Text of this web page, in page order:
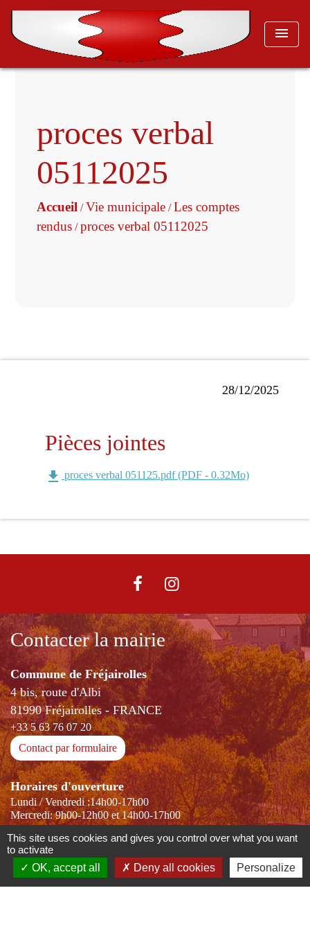
menu
proces verbal
05112025
Accueil / Vie municipale / Les comptes
rendus /proces verbal 05112025
28/12/2025
Pièces jointes
file_download proces verbal 051125.pdf (PDF - 0.32Mo)
Contacter la mairie
Commune de Fréjairolles
4 bis, route d'Albi
81990 Fréjairolles - FRANCE
+33 5 63 76 07 20
Contact par formulaire
Horaires d'ouverture
Lundi / Vendredi :14h00-17h00
Mercredi: 9h00-12h00 et 14h00-17h00
- - -
This site uses cookies and gives you control over what you want
to activate
OK, accept all
Deny all cookies Personalize